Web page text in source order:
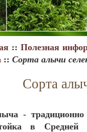
::Полезная
:: Сорта алычи
Сорта
- традиционно
в Средней